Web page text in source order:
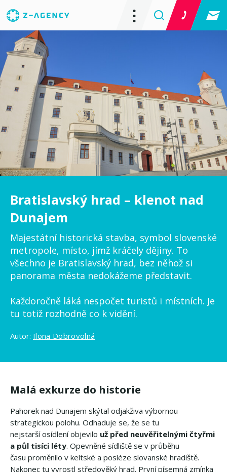
Bratislavský hrad – klenot nad
Dunajem
Majestátní historická stavba, symbol slovenské
metropole, místo, jímž kráčely dějiny. To
všechno je Bratislavský hrad, bez něhož si
panorama města nedokážeme představit.
Každoročně láká nespočet turistů i místních. Je
tu totiž rozhodně co k vidění.
Autor: Ilona Dobrovolná
Malá exkurze do historie
Pahorek nad Dunajem skýtal odjakživa výbornou
strategickou polohu. Odhaduje se, že se tu
nejstarší osídlení objevilo už před neuvěřitelnými čtyřmi
a půl tisíci léty. Opevněné sídliště se v průběhu
času proměnilo v keltské a posléze slovanské hradiště.
Nakonec tu vyrostl středověký hrad. První písemná zmínka